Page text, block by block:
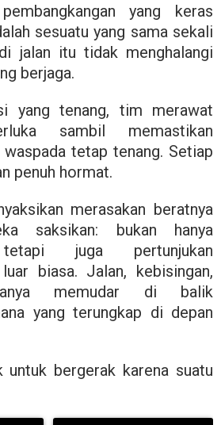
yang keras
sesuatu yang sama sekali
jalan itu tidak menghalangi
berjaga.
yang tenang, tim merawat
sambil memastikan
waspada tetap tenang. Setiap
penuh hormat.
merasakan beratnya
saksikan: bukan hanya
tetapi juga pertunjukan
biasa. Jalan, kebisingan,
memudar di balik
yang terungkap di depan
untuk bergerak karena suatu